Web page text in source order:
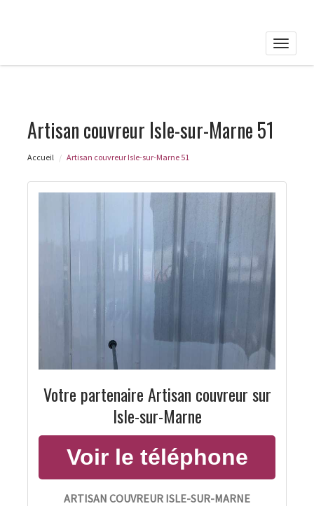
Toggle
Artisan couvreur Isle-sur-Marne 51
Accueil Artisan couvreur Isle-sur-Marne 51
Votre partenaire Artisan couvreur sur
Isle-sur-Marne
ARTISAN COUVREUR ISLE-SUR-MARNE